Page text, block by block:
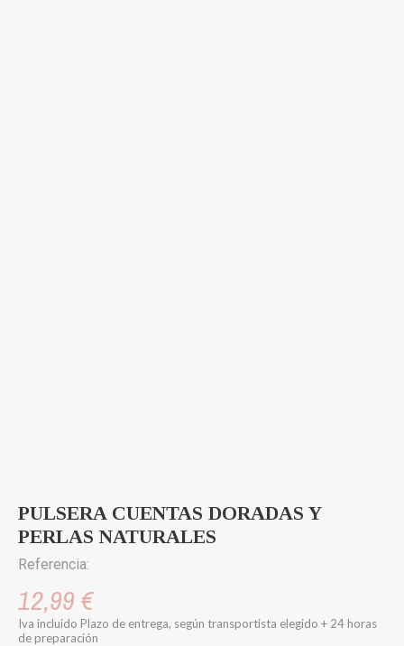
PULSERA CUENTAS DORADAS Y
PERLAS NATURALES
Referencia:
12,99 €
Iva incluido Plazo de entrega, según transportista elegido + 24 horas
de preparación